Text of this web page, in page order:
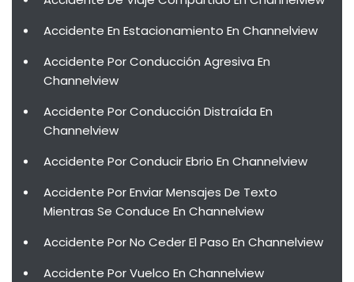
Accidente En Estacionamiento En Channelview
Accidente Por Conducción Agresiva En
Channelview
Accidente Por Conducción Distraída En
Channelview
Accidente Por Conducir Ebrio En Channelview
Accidente Por Enviar Mensajes De Texto
Mientras Se Conduce En Channelview
Accidente Por No Ceder El Paso En Channelview
Accidente Por Vuelco En Channelview